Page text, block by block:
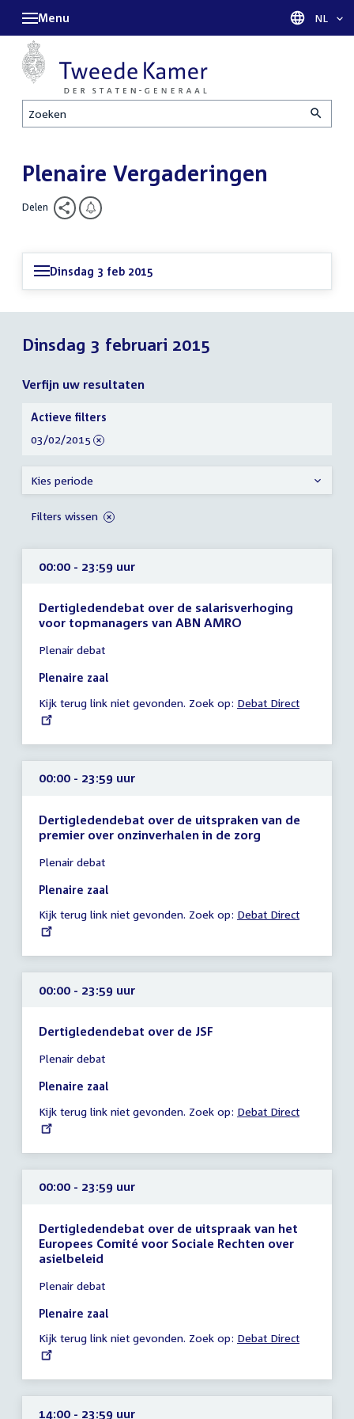
Zoeken
Menu Taal
NL
Plenaire Vergaderingen
Delen
Dinsdag 3 feb 2015
Dinsdag 3 februari 2015
Verfijn uw resultaten
00:00 - 23:59 uur
Dertigledendebat over de salarisverhoging
voor topmanagers van ABN AMRO
vergadering
00:00
23:59
uur
Plenair debat
Plenaire zaal
Kijk terug link niet gevonden. Zoek op: External
Debat Direct
00:00 - 23:59 uur
Dertigledendebat over de uitspraken van de
premier over onzinverhalen in de zorg
vergadering
00:00
23:59
uur
Plenair debat
Plenaire zaal
Kijk terug link niet gevonden. Zoek op: External
Debat Direct
00:00 - 23:59 uur
Dertigledendebat over de JSF
vergadering
00:00
23:59
uur
Plenair debat
Plenaire zaal
Kijk terug link niet gevonden. Zoek op: External
Debat Direct
00:00 - 23:59 uur
Dertigledendebat over de uitspraak van het
Europees Comité voor Sociale Rechten over
asielbeleid
vergadering
00:00
23:59
uur
Plenair debat
Plenaire zaal
Kijk terug link niet gevonden. Zoek op: External
Debat Direct
14:00 - 23:59 uur
Verfijn
uw
resultaten
Actieve filters
verwijder
03/02/2015
Kies periode
Filters wissen